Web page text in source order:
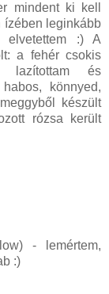
mindent ki kell
ízében leginkább
elvetettem :) A
a fehér csokis
lazítottam és
könnyed,
készült
rózsa került
- lemértem,
:)